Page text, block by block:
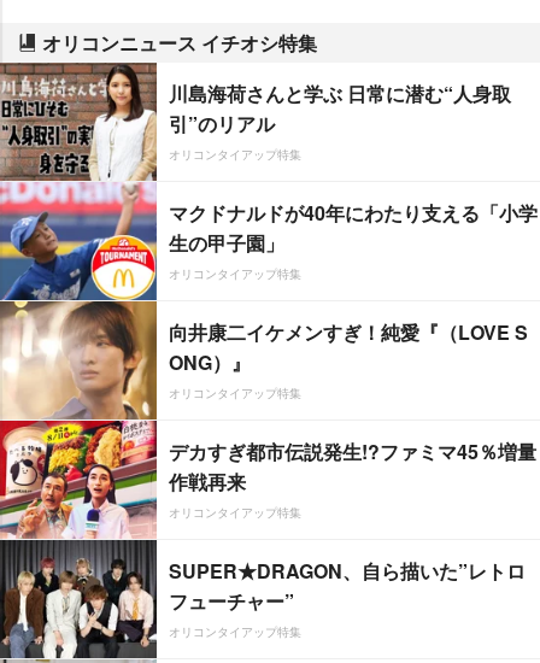
オリコンニュース イチオシ特集
川島海荷さんと学ぶ 日常に潜む“人身取
引”のリアル
オリコンタイアップ特集
マクドナルドが40年にわたり支える「小学
生の甲子園」
オリコンタイアップ特集
向井康二イケメンすぎ！純愛『（LOVE S
ONG）』
オリコンタイアップ特集
デカすぎ都市伝説発生!?ファミマ45％増量
作戦再来
オリコンタイアップ特集
SUPER★DRAGON、自ら描いた”レトロ
フューチャー”
オリコンタイアップ特集